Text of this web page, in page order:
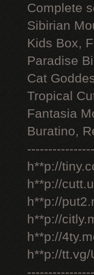
Complete
Sibirian
Kids Box,
Paradise
Cat
Tropical
Fantasia
Buratino,
h**p://
h**p://
h**p://
h**p://
h**p://
h**p://tt.vg/